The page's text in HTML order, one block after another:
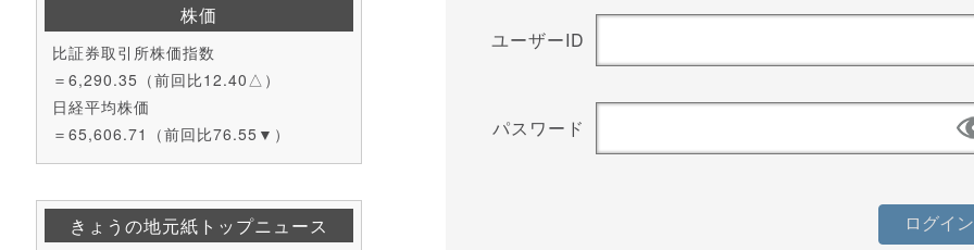
株価
比証券取引所株価指数
＝6,290.35（前回比12.40△）
日経平均株価
＝65,606.71（前回比76.55▼）
きょうの地元紙トップニュース
ユーザーID
パスワード